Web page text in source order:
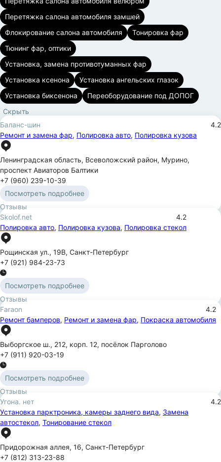
Перетяжка салона автомобиля замшей
Флокирование салона автомобиля
Тонировка фар
Тюнинг фар, оптики
Установка, замена противотуманных фар
Установка ксенона
Установка ангельских глазок
Установка биксенона
Переоборудование под ДОПОГ
Скрыть
Баланс-шин
4.2
Ремонт и замена фар, Полировка авто, Полировка кузова
Ленинградская область, Всеволожский район, Мурино,
проспект Авиаторов Балтики
+7 (960) 239-10-39
Посмотреть подробнее
Отзывы
Skolof.net
4.2
Полировка авто, Полировка кузова, Полировка стекол
Рощинская ул., 19В, Санкт-Петербург
+7 (921) 984-23-73
Посмотреть подробнее
Отзывы
Faraon
4.2
Ремонт бамперов, Ремонт и замена фар, Покраска автомобиля
Выборгское ш., 212, корп. 12, посёлок Парголово
+7 (911) 920-03-19
Посмотреть подробнее
Отзывы
Угона. нет
4.2
Установка парктроника, камеры заднего вида, Замена
автостекол, Тонирование стекол
Придорожная аллея, 16, Санкт-Петербург
+7 (812) 313-23-88